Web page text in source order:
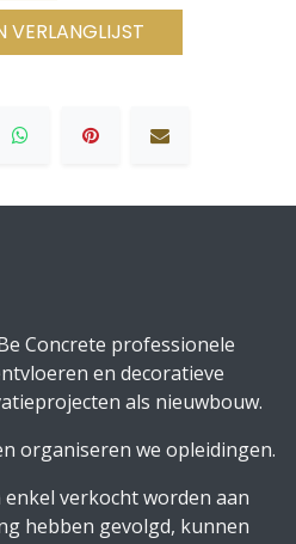
VERLANGLIJST
Concrete professionele
en decoratieve
als nieuwbouw.
organiseren we opleidingen.
verkocht worden aan
hebben gevolgd, kunnen